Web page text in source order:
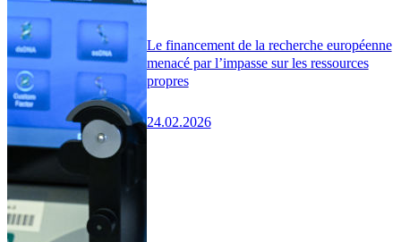
Le financement de la recherche européenne
menacé par l’impasse sur les ressources
propres
24.02.2026